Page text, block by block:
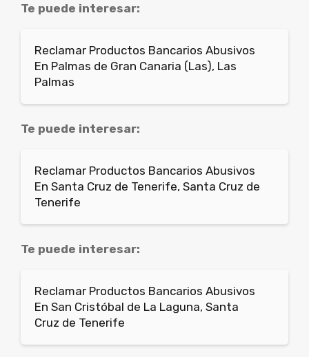
Te puede interesar:
Reclamar Productos Bancarios Abusivos
En Palmas de Gran Canaria (Las), Las
Palmas
Te puede interesar:
Reclamar Productos Bancarios Abusivos
En Santa Cruz de Tenerife, Santa Cruz de
Tenerife
Te puede interesar:
Reclamar Productos Bancarios Abusivos
En San Cristóbal de La Laguna, Santa
Cruz de Tenerife